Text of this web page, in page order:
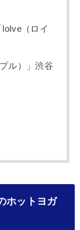
（ロイ
ル）」渋谷
ホットヨガ